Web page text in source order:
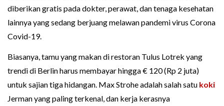
diberikan gratis pada dokter, perawat, dan tenaga kesehatan
lainnya yang sedang berjuang melawan pandemi virus Corona
Covid-19.
Biasanya, tamu yang makan di restoran Tulus Lotrek yang
trendi di Berlin harus membayar hingga € 120 (Rp 2 juta)
untuk sajian tiga hidangan. Max Strohe adalah salah satu koki
Jerman yang paling terkenal, dan kerja kerasnya